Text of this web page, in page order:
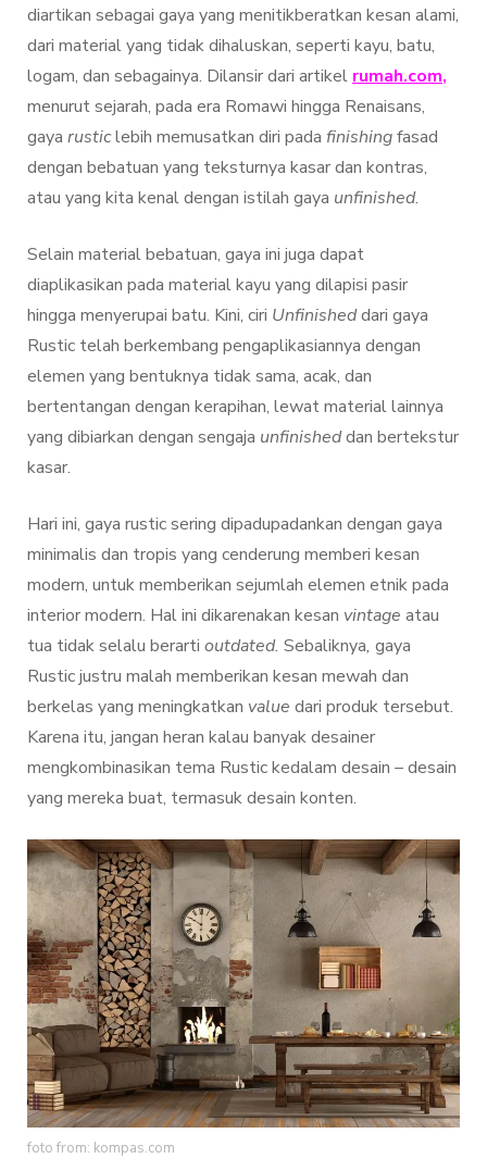
diartikan sebagai gaya yang menitikberatkan kesan alami,
dari material yang tidak dihaluskan, seperti kayu, batu,
logam, dan sebagainya. Dilansir dari artikel rumah.com,
menurut sejarah, pada era Romawi hingga Renaisans,
gaya rusticlebih memusatkan diri pada finishingfasad
dengan bebatuan yang teksturnya kasar dan kontras,
atau yang kita kenal dengan istilah gaya unfinished.
Selain material bebatuan, gaya ini juga dapat
diaplikasikan pada material kayu yang dilapisi pasir
hingga menyerupai batu. Kini, ciri Unfinisheddari gaya
Rustic telah berkembang pengaplikasiannya dengan
elemen yang bentuknya tidak sama, acak, dan
bertentangan dengan kerapihan, lewat material lainnya
yang dibiarkan dengan sengaja unfinisheddan bertekstur
kasar.
Hari ini, gaya rustic sering dipadupadankan dengan gaya
minimalis dan tropis yang cenderung memberi kesan
modern, untuk memberikan sejumlah elemen etnik pada
interior modern. Hal ini dikarenakan kesan vintage atau
tua tidak selalu berarti outdated. Sebaliknya, gaya
Rustic justru malah memberikan kesan mewah dan
berkelas yang meningkatkan value dari produk tersebut.
Karena itu, jangan heran kalau banyak desainer
mengkombinasikan tema Rustic kedalam desain – desain
yang mereka buat, termasuk desain konten.
foto from: kompas.com